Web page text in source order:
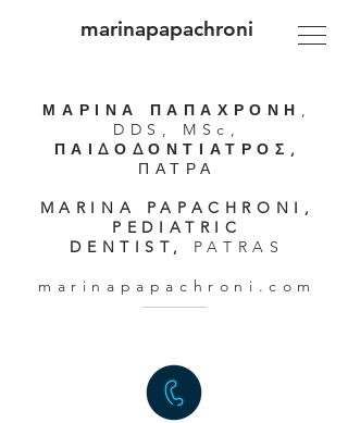
marinapapachroni
ΜΑΡΙΝΑ ΠΑΠΑΧΡΟΝΗ ,
DDS, MSc,
ΠΑΙΔΟΔΟΝΤΙΑΤΡΟΣ,
ΠΑΤΡΑ
MARINA PAPACHRONI,
PEDIATRIC
DENTIST, PATRAS
marinapapachroni.com